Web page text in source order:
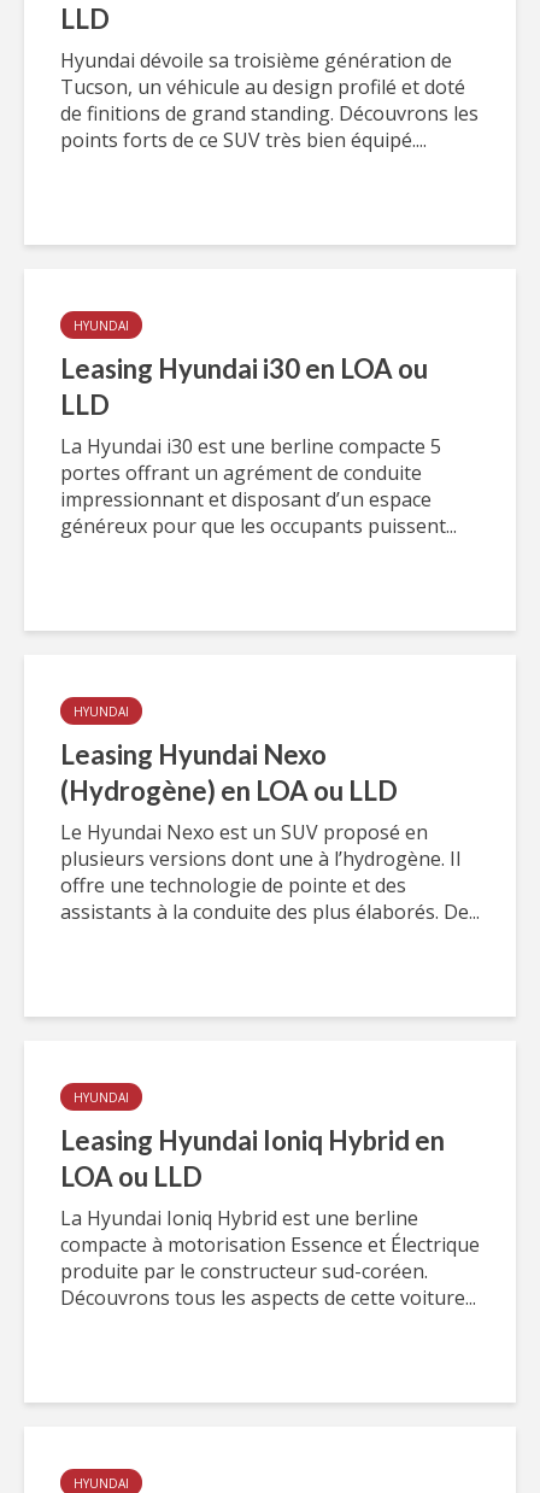
LLD
Hyundai dévoile sa troisième génération de
Tucson, un véhicule au design profilé et doté
de finitions de grand standing. Découvrons les
points forts de ce SUV très bien équipé....
HYUNDAI
Leasing Hyundai i30 en LOA ou
LLD
La Hyundai i30 est une berline compacte 5
portes offrant un agrément de conduite
impressionnant et disposant d’un espace
généreux pour que les occupants puissent...
HYUNDAI
Leasing Hyundai Nexo
(Hydrogène) en LOA ou LLD
Le Hyundai Nexo est un SUV proposé en
plusieurs versions dont une à l’hydrogène. Il
offre une technologie de pointe et des
assistants à la conduite des plus élaborés. De...
HYUNDAI
Leasing Hyundai Ioniq Hybrid en
LOA ou LLD
La Hyundai Ioniq Hybrid est une berline
compacte à motorisation Essence et Électrique
produite par le constructeur sud-coréen.
Découvrons tous les aspects de cette voiture...
HYUNDAI